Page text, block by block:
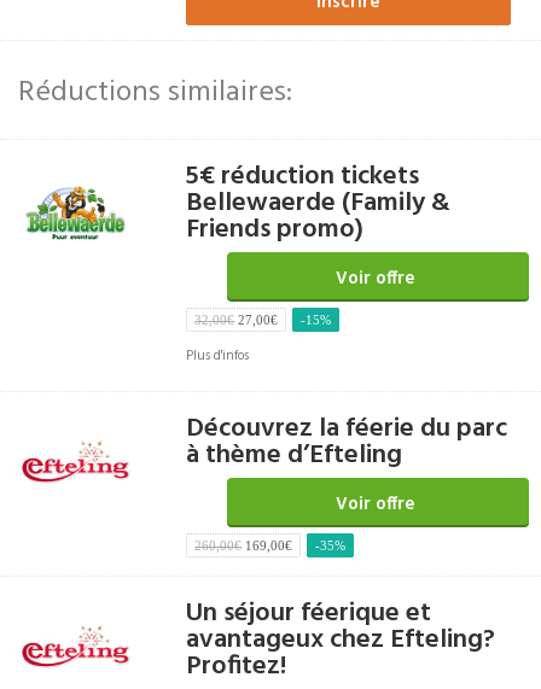
Réductions similaires:
5€ réduction tickets
Bellewaerde (Family &
Friends promo)
Voir offre
32,00€ 27,00€ -15%
Plus d'infos
Découvrez la féerie du parc
à thème d’Efteling
Voir offre
260,00€ 169,00€ -35%
Un séjour féerique et
avantageux chez Efteling?
Profitez!